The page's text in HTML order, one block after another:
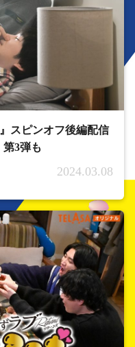
スピンオフ後編配信
3弾も
2024.03.08